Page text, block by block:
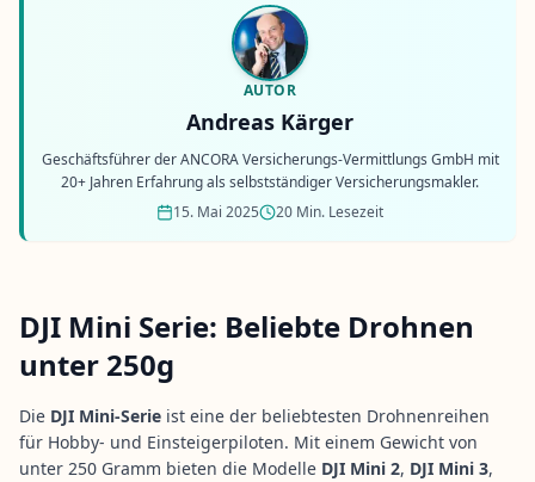
AUTOR
Andreas Kärger
Geschäftsführer der ANCORA Versicherungs-Vermittlungs GmbH mit
20+ Jahren Erfahrung als selbstständiger Versicherungsmakler.
15. Mai 2025
20 Min. Lesezeit
DJI Mini Serie: Beliebte Drohnen
unter 250g
Die DJI Mini-Serie ist eine der beliebtesten Drohnenreihen
für Hobby- und Einsteigerpiloten. Mit einem Gewicht von
unter 250 Gramm bieten die Modelle DJI Mini 2, DJI Mini 3,